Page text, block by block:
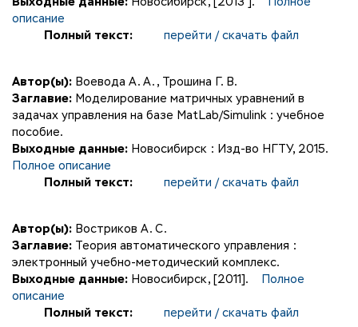
описание
Полный текст:
перейти / скачать файл
Автор(ы): Воевода А. А. , Трошина Г. В.
Заглавие: Моделирование матричных уравнений в
задачах управления на базе MatLab/Simulink : учебное
пособие.
Выходные данные: Новосибирск : Изд-во НГТУ, 2015.
Полное описание
Полный текст:
перейти / скачать файл
Автор(ы): Востриков А. С.
Заглавие: Теория автоматического управления :
электронный учебно-методический комплекс.
Выходные данные: Новосибирск, [2011].
Полное
описание
Полный текст:
перейти / скачать файл